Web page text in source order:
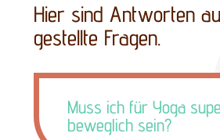
Hier sind Antworten
gestellte Fragen.
Muss ich für Yoga
beweglich sein?